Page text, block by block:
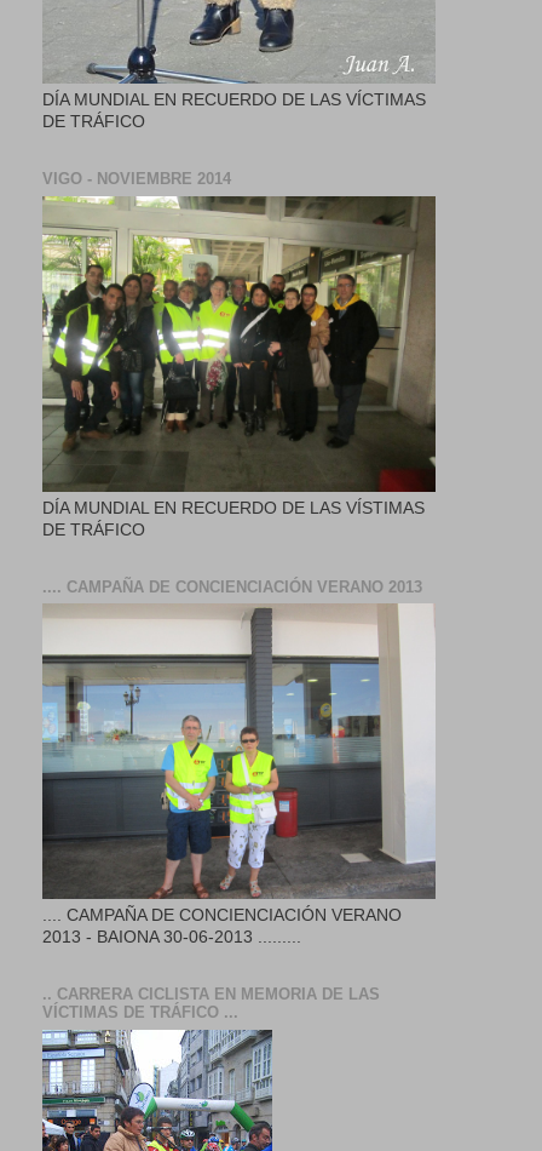
DÍA MUNDIAL EN RECUERDO DE LAS VÍCTIMAS
DE TRÁFICO
VIGO - NOVIEMBRE 2014
DÍA MUNDIAL EN RECUERDO DE LAS VÍSTIMAS
DE TRÁFICO
.... CAMPAÑA DE CONCIENCIACIÓN VERANO 2013
.... CAMPAÑA DE CONCIENCIACIÓN VERANO
2013 - BAIONA 30-06-2013 .........
.. CARRERA CICLISTA EN MEMORIA DE LAS
VÍCTIMAS DE TRÁFICO ...